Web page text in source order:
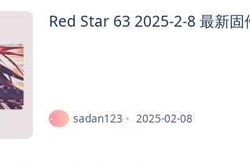
Red Star 63 2025-2-8 最新固
sadan123 2025-02-08